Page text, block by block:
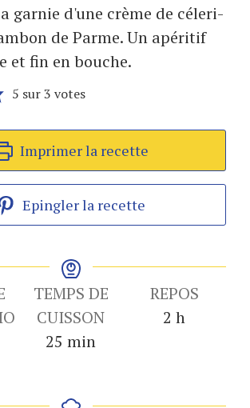
garnie d'une crème de céleri-
de Parme. Un apéritif
et fin en bouche.
5 sur3 votes
Imprimer la recette
Epingler la recette
TEMPS DE
CUISSON
25 minutes
min
REPOS
2 heures
h